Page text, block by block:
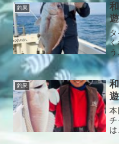
釣果
タ
く
釣果
本
チ